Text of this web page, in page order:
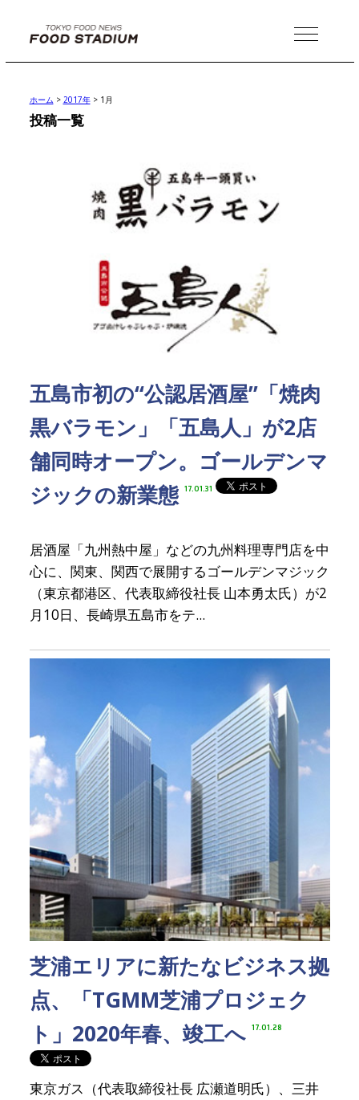
MENU
ホーム > 2017年> 1月
投稿一覧
五島市初の“公認居酒屋”「焼肉
黒バラモン」「五島人」が2店
舗同時オープン。ゴールデンマ
ジックの新業態 17.01.31
居酒屋「九州熱中屋」などの九州料理専門店を中
心に、関東、関西で展開するゴールデンマジック
（東京都港区、代表取締役社長 山本勇太氏）が2
月10日、長崎県五島市をテ...
芝浦エリアに新たなビジネス拠
点、「TGMM芝浦プロジェク
ト」2020年春、竣工へ 17.01.28
東京ガス（代表取締役社長 広瀬道明氏）、三井